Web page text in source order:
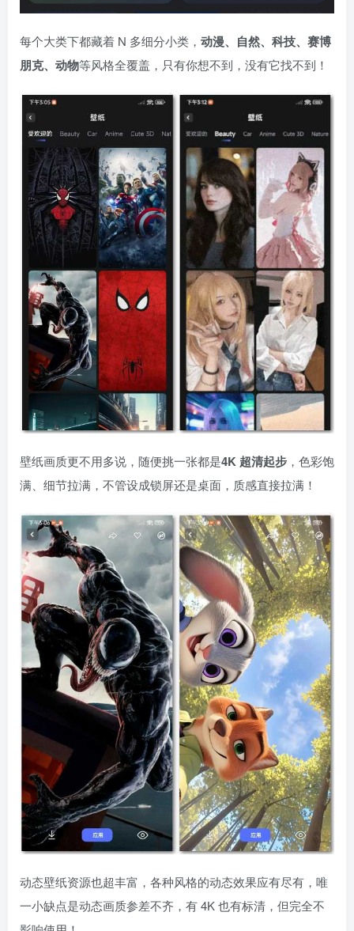
每个大类下都藏着 N 多细分小类， 动漫、自然、科技、赛博
朋克、动物等风格全覆盖，只有你想不到，没有它找不到！
壁纸画质更不用多说，随便挑一张都是4K 超清起步 ，色彩饱
满、细节拉满，不管设成锁屏还是桌面，质感直接拉满！
动态壁纸资源也超丰富，各种风格的动态效果应有尽有，唯
一小缺点是动态画质参差不齐，有 4K 也有标清，但完全不